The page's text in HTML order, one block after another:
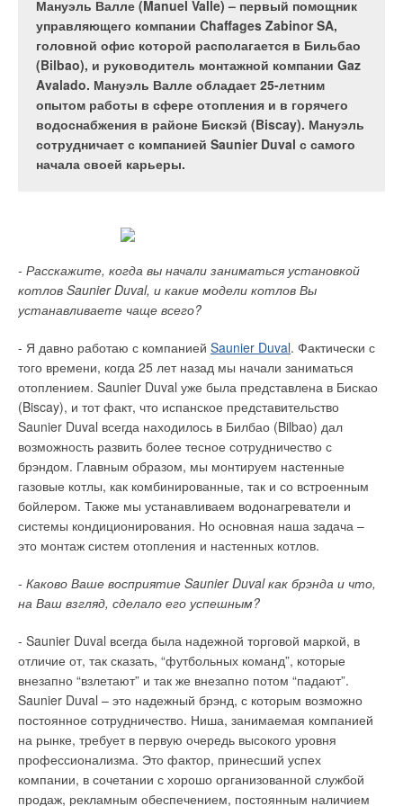
Мануэль Валле (Manuel Valle) – первый помощник
управляющего компании Chaffages Zabinor SA,
головной офис которой располагается в Бильбао
(Bilbao), и руководитель монтажной компании Gaz
Avalado. Мануэль Валле обладает 25-летним
опытом работы в сфере отопления и в горячего
водоснабжения в районе Бискэй (Biscay). Мануэль
сотрудничает с компанией Saunier Duval с самого
начала своей карьеры.
- Расскажите, когда вы начали заниматься установкой
котлов Saunier Duval, и какие модели котлов Вы
устанавливаете чаще всего?
- Я давно работаю с компанией Saunier Duval. Фактически с
того времени, когда 25 лет назад мы начали заниматься
отоплением. Saunier Duval уже была представлена в Бискао
(Biscay), и тот факт, что испанское представительство
Saunier Duval всегда находилось в Билбао (Bilbao) дал
возможность развить более тесное сотрудничество с
брэндом. Главным образом, мы монтируем настенные
газовые котлы, как комбинированные, так и со встроенным
бойлером. Также мы устанавливаем водонагреватели и
системы кондиционирования. Но основная наша задача –
это монтаж систем отопления и настенных котлов.
- Каково Ваше восприятие Saunier Duval как брэнда и что,
на Ваш взгляд, сделало его успешным?
- Saunier Duval всегда была надежной торговой маркой, в
отличие от, так сказать, “футбольных команд”, которые
внезапно “взлетают” и так же внезапно потом “падают”.
Saunier Duval – это надежный брэнд, с которым возможно
постоянное сотрудничество. Ниша, занимаемая компанией
на рынке, требует в первую очередь высокого уровня
профессионализма. Это фактор, принесший успех
компании, в сочетании с хорошо организованной службой
продаж, рекламным обеспечением, постоянным наличием
охлаждаясь при прохождении через первый
радиатор, попадает в следующий. Таким образом,
с целью обеспечения требуемой температуры
возникает необходимость в увеличении размеров
последних радиаторов. Кроме того, такие системы
плохо регулируются, термостатические клапаны
работают в режиме «открыто-закрыто». Еще
одним недостатком однотрубных систем является
повышение температуры обратной воды при
теплоснабжении.
Двухтрубная система отопления на сегодня является
наиболее оптимальным выбором.
Однако если речь идет о реконструкции однотрубной
системы, то рекомендуется монтировать на подаче в
радиатор клапаны Heimeier с пониженным гидравлическим
сопротивлением. При этом следует установить байпас,
чтобы не перекрывать стояк полностью.
Все термостатические клапаны для двухтрубных систем
настройкой и без нее. Если использовать клапаны без
предварительной настройки, то в большинстве случаев все
радиаторы на стояке будут иметь примерно одинаковый
расход теплоносителя, в то время как он должен
устанавливаться в зависимости от мощности радиатора, а
точнее от теплопотерь помещения, которые необходимо
компенсировать. На рис. 1 и в таблице хорошо видна
зависимость теплоотдачи радиатора от расхода
теплоносителя и получаемая в результате температура
инженерное решение при проектировании систем
горячего водоснабжения зданий.
Водонагревательные
емкости Austria Email
Принадлежности Austria
Теплообменники Austria
Электрические ТЭНы
Austria Email
Водонагревательные
емкости Oso
Электрические ТЭНы Oso
Водонагревательные
емкости Stiebel Eltron
требования к крепежным элементам и системам.
Жизненно важную роль играет надежность и
долговечность крепления, а экономическая
эффективность применения специализированных
крепежных материалов достигается за счет
простоты и скорости монтажа.
представляют собой широчайший спектр наименований и
типоразмеров для монтажа всех видов инженерных систем и
коммуникаций. Сегодня на Российском рынке представлен
огромный ассортимент крепежных материалов в широком
диапазоне цен, которые зависят от "известности" имени
производителя и качества материала. Продукция компании
INKA fixing systems – это оптимальное сочетание цены и
качества.
Успешному продвижению продукции INKA fixing systems
способствует высокое качество изделий, возможность их
многократного применения в большом диапазоне нагрузки,
использование в различных областях строительства,
долговечность и механическая прочность, простота и
лёгкость монтажа. В ассортименте производимой продукции
представлены:
стандартные и усиленные металлические хомуты с
резиновым профилем EPDM, который позволяет снизить
уровень шума до 15 дб в соответствии с DIN 4109,
расширения. Хомуты разделяются и по способу
крепления к поверхностям: с гайкой, с отверстием, с
шурупом, с гайкой под шпильку-шуруп для
горизонтального крепления в стену, с двумя гайками. Для
защиты от коррозии все элементы гальванизированы.
Толщина покрытия 8-10 микрон.
хомуты металлические подвесные для спринклерных
систем и систем пожаротушения с гальванопокрытием 8-
10 микрон.
различные анкеры: забивной, высокой нагрузки, клиновой,